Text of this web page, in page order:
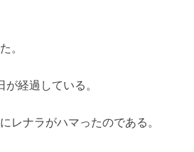
。
経過している。
レナラがハマったのである。